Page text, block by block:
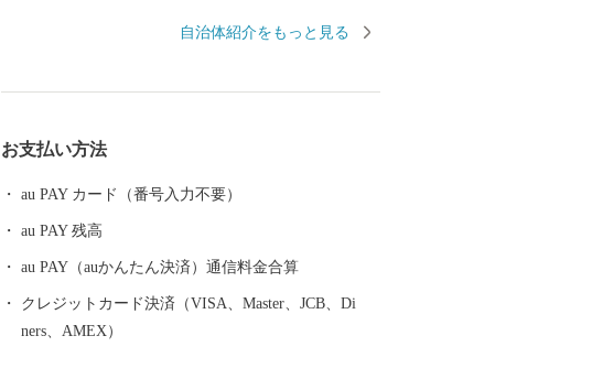
ぼ、桃、ラ・フランス、りんごなどの果物はもちろ
料化の推進」や「ロタウィルスなどの任意予防接種へ
の助成」などを行い、子育てしやすいまちづくりを推
の観光さくらんぼ狩り園がある、園地数「日本一」さ
くらんぼの里です。 昭和39年に日本で一番最初に開催
されて以来、毎年多くの観光客で賑わう「さくらんぼ
自治体紹介をもっと見る
お支払い方法
au PAY カード（番号入力不要）
au PAY 残高
au PAY（auかんたん決済）通信料金合算
クレジットカード決済（VISA、Master、JCB、Di
ners、AMEX）